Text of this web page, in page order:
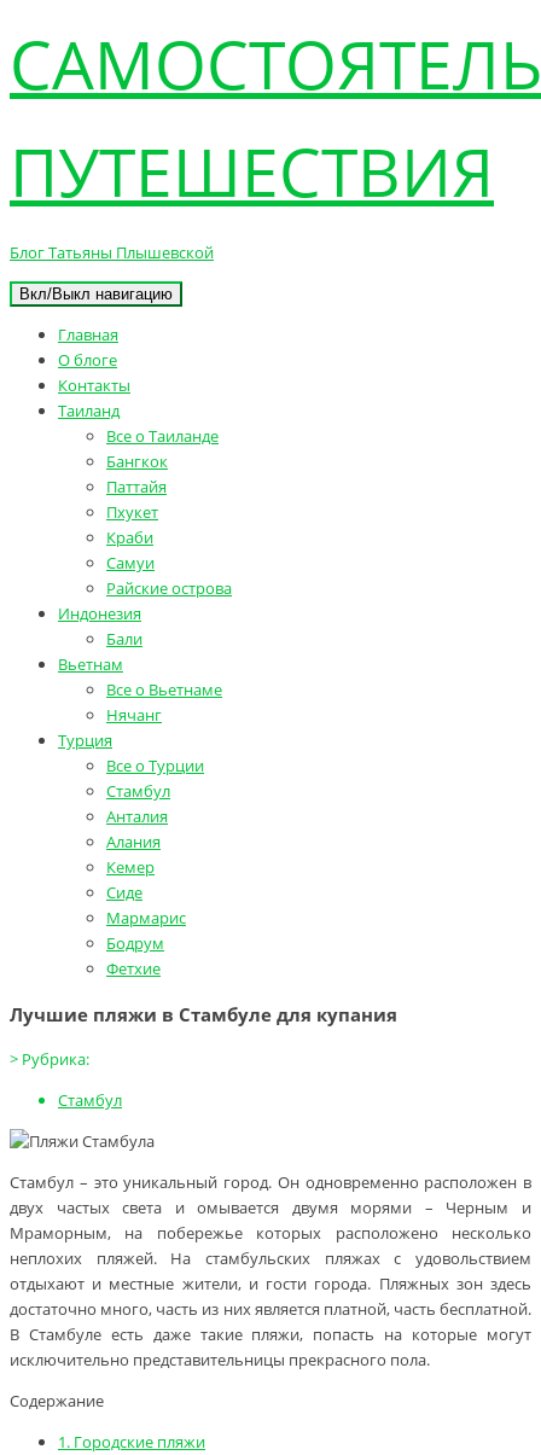
ПУТЕШЕСТВИЯ
Блог Татьяны Плышевской
Вкл/Выкл навигацию
Главная
О блоге
Контакты
Таиланд
Все о Таиланде
Бангкок
Паттайя
Пхукет
Краби
Самуи
Райские острова
Индонезия
Бали
Вьетнам
Все о Вьетнаме
Нячанг
Турция
Все о Турции
Стамбул
Анталия
Алания
Кемер
Сиде
Мармарис
Бодрум
Фетхие
Лучшие пляжи в Стамбуле для купания
> Рубрика:
Стамбул
Стамбул – это уникальный город. Он одновременно расположен в
двух частых света и омывается двумя морями – Черным и
Мраморным, на побережье которых расположено несколько
неплохих пляжей. На стамбульских пляжах с удовольствием
отдыхают и местные жители, и гости города. Пляжных зон здесь
достаточно много, часть из них является платной, часть бесплатной.
В Стамбуле есть даже такие пляжи, попасть на которые могут
исключительно представительницы прекрасного пола.
Содержание
1. Городские пляжи